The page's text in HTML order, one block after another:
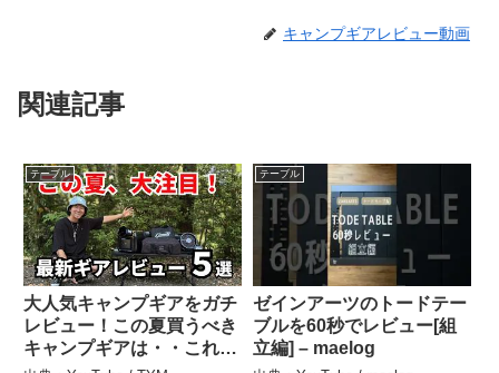
キャンプギアレビュー動画
関連記事
テーブル
大人気キャンプギアをガチ
レビュー！この夏買うべき
キャンプギアは・・これ
テーブル
ゼインアーツのトードテー
ブルを60秒でレビュー[組
立編] – maelog